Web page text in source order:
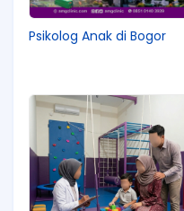
Psikolog Anak di Bogor